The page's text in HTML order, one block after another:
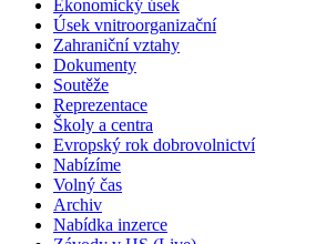
Ekonomický úsek
Úsek vnitroorganizační
Zahraniční vztahy
Dokumenty
Soutěže
Reprezentace
Školy a centra
Evropský rok dobrovolnictví
Nabízíme
Volný čas
Archiv
Nabídka inzerce